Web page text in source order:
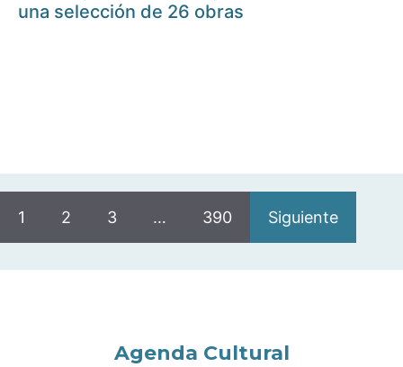
una selección de 26 obras
1 2 3 … 390 Siguiente
Agenda Cultural